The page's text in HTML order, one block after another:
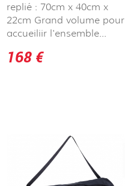
replié : 70cm x 40cm x
22cm Grand volume pour
accueiliir l'ensemble...
168 €